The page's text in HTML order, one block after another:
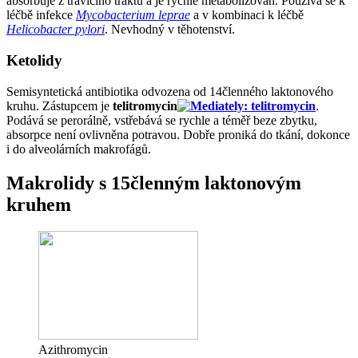
léčbě infekce Mycobacterium leprae a v kombinaci k léčbě
Helicobacter pylori. Nevhodný v těhotenství.
Ketolidy
Semisyntetická antibiotika odvozena od 14členného laktonového
kruhu. Zástupcem je telitromycin
.
Podává se perorálně, vstřebává se rychle a téměř beze zbytku,
absorpce není ovlivněna potravou. Dobře proniká do tkání, dokonce
i do alveolárních makrofágů.
Makrolidy s 15členným laktonovým
kruhem
Azithromycin